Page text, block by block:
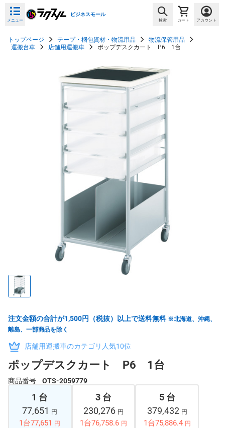
メニュー
ビジネスモール
検索 カート アカウント
トップページ テープ・梱包資材・物流用品
物流保管用品
運搬台車
店舗用運搬車 ポップデスクカート P6 1台
注文金額の合計が1,500円（税抜）以上で送料無料 ※北海道、沖縄、
離島、一部商品を除く
店舗用運搬車のカテゴリ人気10位
ポップデスクカート P6 1台
商品番号 OTS-2059779
1 台
77,651 円
1台77,651 円
3 台
230,276 円
1台76,758.6 円
5 台
379,432 円
1台75,886.4 円